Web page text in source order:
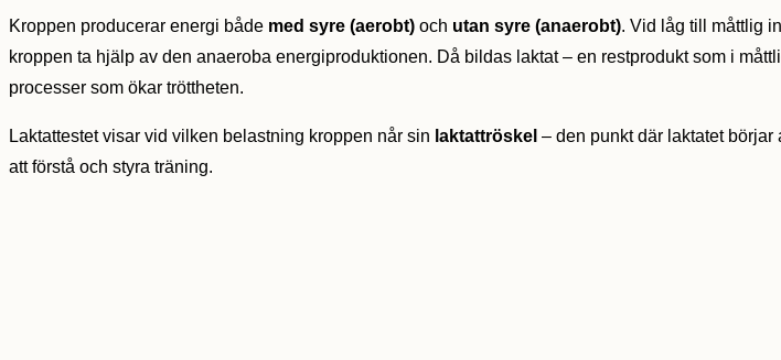
Kroppen producerar energi både med syre (aerobt) och utan syre (anaerobt). Vid låg till måttlig
kroppen ta hjälp av den anaeroba energiproduktionen. Då bildas laktat – en restprodukt som i
processer som ökar tröttheten.
Laktattestet visar vid vilken belastning kroppen når sin laktattröskel – den punkt där laktatet
att förstå och styra träning.